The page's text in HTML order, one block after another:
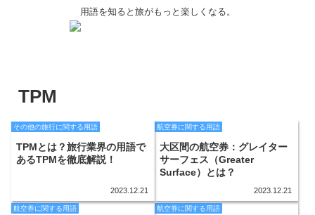
用語を知ると旅がもっと楽しくなる。
TPM
その他の旅行に関する用語
TPMとは？旅行業界の用語で
あるTPMを徹底解説！
2023.12.21
航空券に関する用語
大区間の航空券：グレイター
サーフェス（Greater
Surface）とは？
2023.12.21
航空券に関する用語 航空券に関する用語